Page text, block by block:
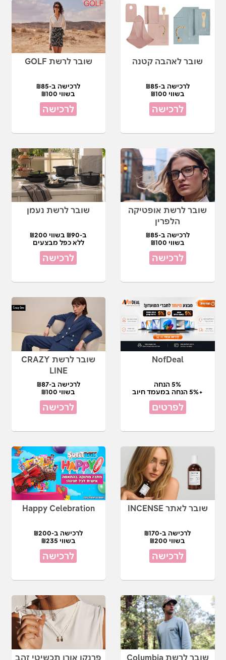
שובר לאהבה קטנה
לרכישה ב-₪85
בשווי ₪100
לרכישה
שובר לרשת GOLF
לרכישה ב-₪85
בשווי ₪100
לרכישה
שובר לרשת אופטיקה
הלפרין
לרכישה ב-₪85
בשווי ₪100
לרכישה
שובר לרשת נעמן
ב-₪90 בשווי ₪200
ללא כפל מבצעים
לרכישה
NofDeal
5% הנחה
+5% הנחה במעמד חיוב
לפרטים
שובר לרשת CRAZY
LINE
לרכישה ב-₪87
בשווי ₪100
לרכישה
שובר לאתר INCENSE
לרכישה ב-₪170
בשווי ₪200
לרכישה
Happy Celebration
לרכישה ב-₪200
בשווי ₪235
לרכישה
שובר לרשת Columbia פרנקו אורו תכשיטי זהב